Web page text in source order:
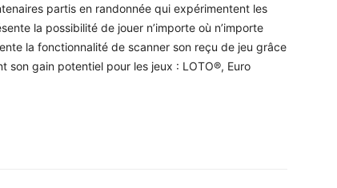
partis en randonnée qui expérimentent les
la possibilité de jouer n’importe où n’importe
la fonctionnalité de scanner son reçu de jeu grâce
son gain potentiel pour les jeux : LOTO®, Euro